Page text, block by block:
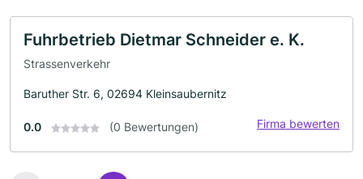
Fuhrbetrieb Dietmar Schneider e. K.
Strassenverkehr
Baruther Str. 6, 02694 Kleinsaubernitz
0.0 (0 Bewertungen) Firma bewerten